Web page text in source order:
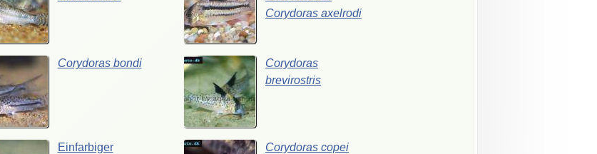
Corydoras axelrodi
Corydoras bondi
Corydoras
brevirostris
Einfarbiger
Corydoras copei